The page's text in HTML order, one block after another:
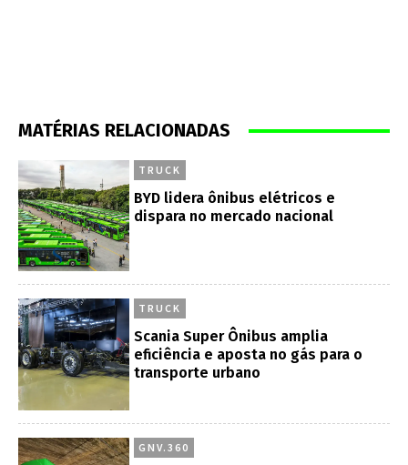
MATÉRIAS RELACIONADAS
TRUCK
BYD lidera ônibus elétricos e
dispara no mercado nacional
TRUCK
Scania Super Ônibus amplia
eficiência e aposta no gás para o
transporte urbano
GNV.360